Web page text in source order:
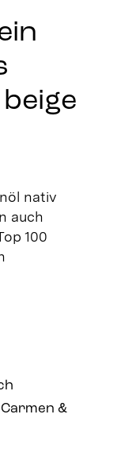
nativ
auch
100
Carmen &